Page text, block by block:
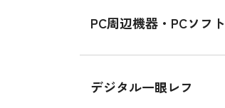
PC周辺機器・PCソフト
デジタル一眼レフ